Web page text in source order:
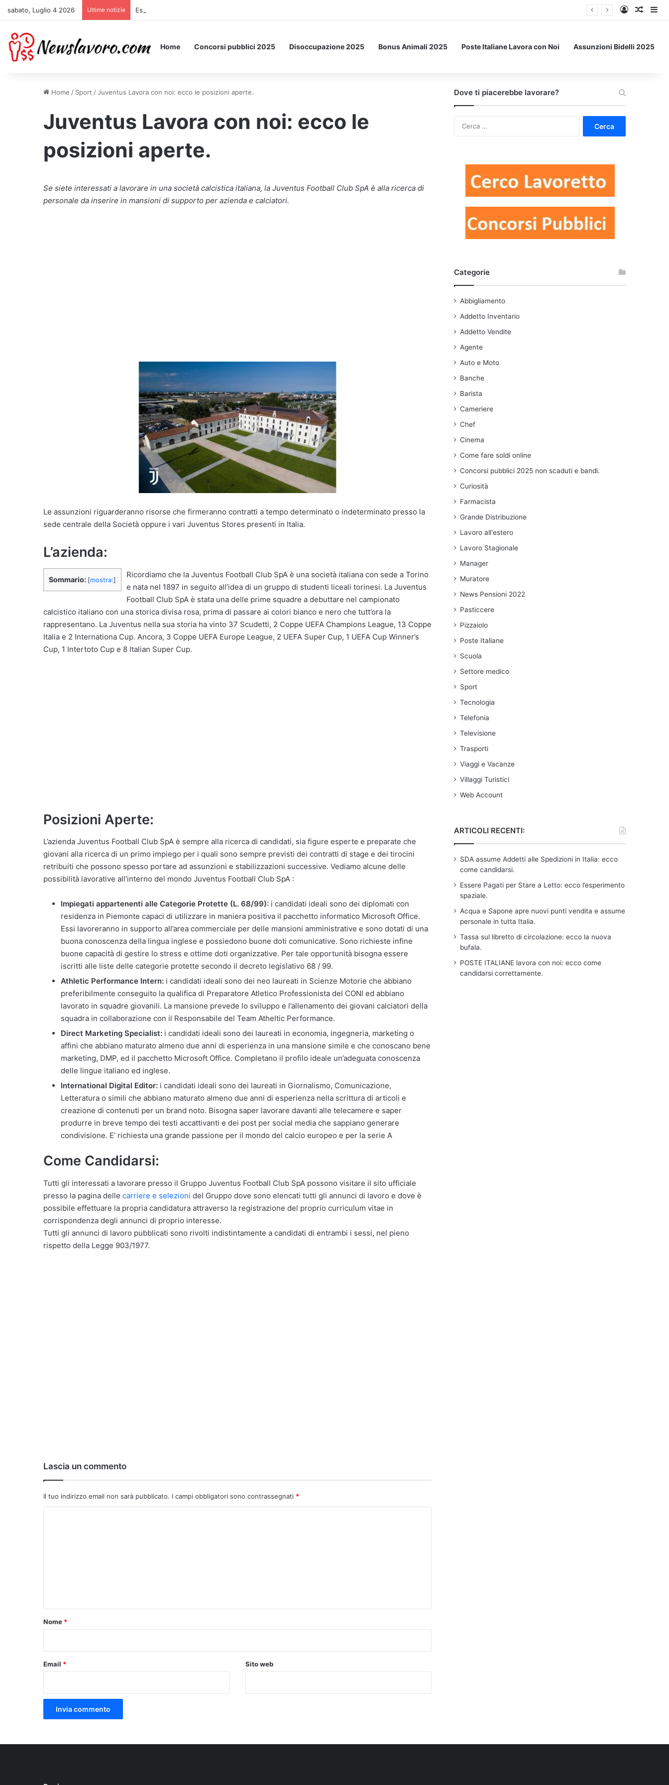
sabato, Luglio 4 2026 Ultime notizie Essere Pagati per Stare a Letto: ecco l’esperimento spaziale. Accedi
Un
Home Concorsi pubblici 2025 Disoccupazione 2025 Bonus Animali 2025 Poste Italiane Lavora con Noi Assunzioni Bidelli 2025
Home / Sport /Juventus Lavora con noi: ecco le posizioni aperte.
Juventus Lavora con noi: ecco le
posizioni aperte.
Se siete interessati a lavorare in una società calcistica italiana, la Juventus Football Club SpA è alla ricerca di
personale da inserire in mansioni di supporto per azienda e calciatori.
Le assunzioni riguarderanno risorse che firmeranno contratti a tempo determinato o indeterminato presso la
sede centrale della Società oppure i vari Juventus Stores presenti in Italia.
L’azienda:
Sommario: [mostra:]
Ricordiamo che la Juventus Football Club SpA è una società italiana con sede a Torino
e nata nel 1897 in seguito all’idea di un gruppo di studenti liceali torinesi. La Juventus
Football Club SpA è stata una delle prime squadre a debuttare nel campionato
calcistico italiano con una storica divisa rosa, prima di passare ai colori bianco e nero che tutt’ora la
rappresentano. La Juventus nella sua storia ha vinto 37 Scudetti, 2 Coppe UEFA Champions League, 13 Coppe
Italia e 2 Internationa Cup. Ancora, 3 Coppe UEFA Europe League, 2 UEFA Super Cup, 1 UEFA Cup Winner’s
Cup, 1 Intertoto Cup e 8 Italian Super Cup.
Posizioni Aperte:
L’azienda Juventus Football Club SpA è sempre alla ricerca di candidati, sia figure esperte e preparate che
giovani alla ricerca di un primo impiego per i quali sono sempre previsti dei contratti di stage e dei tirocini
retribuiti che possono spesso portare ad assunzioni e stabilizzazioni successive. Vediamo alcune delle
possibilità lavorative all’interno del mondo Juventus Football Club SpA :
Impiegati appartenenti alle Categorie Protette (L. 68/99): i candidati ideali sono dei diplomati con
residenza in Piemonte capaci di utilizzare in maniera positiva il pacchetto informatico Microsoft Office.
Essi lavoreranno in supporto all’area commerciale per delle mansioni amministrative e sono dotati di una
buona conoscenza della lingua inglese e possiedono buone doti comunicative. Sono richieste infine
buone capacità di gestire lo stress e ottime doti organizzative. Per tale opportunità bisogna essere
iscritti alle liste delle categorie protette secondo il decreto legislativo 68 / 99.
Athletic Performance Intern: i candidati ideali sono dei neo laureati in Scienze Motorie che abbiano
preferibilmente conseguito la qualifica di Preparatore Atletico Professionista del CONI ed abbiano
lavorato in squadre giovanili. La mansione prevede lo sviluppo e l’allenamento dei giovani calciatori della
squadra in collaborazione con il Responsabile del Team Atheltic Performance.
Direct Marketing Specialist: i candidati ideali sono dei laureati in economia, ingegneria, marketing o
affini che abbiano maturato almeno due anni di esperienza in una mansione simile e che conoscano bene
marketing, DMP, ed il pacchetto Microsoft Office. Completano il profilo ideale un’adeguata conoscenza
delle lingue italiano ed inglese.
International Digital Editor: i candidati ideali sono dei laureati in Giornalismo, Comunicazione,
Letteratura o simili che abbiano maturato almeno due anni di esperienza nella scrittura di articoli e
creazione di contenuti per un brand noto. Bisogna saper lavorare davanti alle telecamere e saper
produrre in breve tempo dei testi accattivanti e dei post per social media che sappiano generare
condivisione. E’ richiesta una grande passione per il mondo del calcio europeo e per la serie A
Come Candidarsi:
Tutti gli interessati a lavorare presso il Gruppo Juventus Football Club SpA possono visitare il sito ufficiale
presso la pagina delle carriere e selezioni del Gruppo dove sono elencati tutti gli annunci di lavoro e dove è
possibile effettuare la propria candidatura attraverso la registrazione del proprio curriculum vitae in
corrispondenza degli annunci di proprio interesse.
Tutti gli annunci di lavoro pubblicati sono rivolti indistintamente a candidati di entrambi i sessi, nel pieno
rispetto della Legge 903/1977.
Lascia un commento
Il tuo indirizzo email non sarà pubblicato. I campi obbligatori sono contrassegnati *
o
Nome *
Email * Sito web
Dove ti piacerebbe lavorare?
Categorie
Abbigliamento
Addetto Inventario
Addetto Vendite
Agente
Auto e Moto
Banche
Barista
Cameriere
Chef
Cinema
Come fare soldi online
Concorsi pubblici 2025 non scaduti e bandi.
Curiosità
Farmacista
Grande Distribuzione
Lavoro all'estero
Lavoro Stagionale
Manager
Muratore
News Pensioni 2022
Pasticcere
Pizzaiolo
Poste Italiane
Scuola
Settore medico
Sport
Tecnologia
Telefonia
Televisione
Trasporti
Viaggi e Vacanze
Villaggi Turistici
Web Account
ARTICOLI RECENTI:
SDA assume Addetti alle Spedizioni in Italia: ecco
come candidarsi.
Essere Pagati per Stare a Letto: ecco l’esperimento
spaziale.
Acqua e Sapone apre nuovi punti vendita e assume
personale in tutta Italia.
Tassa sul libretto di circolazione: ecco la nuova
bufala.
POSTE ITALIANE lavora con noi: ecco come
candidarsi correttamente.